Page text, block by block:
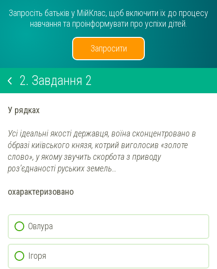
Запросіть батьків у МійКлас, щоб включити їх до процесу
навчання та проінформувати про успіхи дітей.
Запросити
2. Завдання 2
У рядках
Усі ідеальні якості державця, воїна сконцентровано в
óбразі київського князя, котрий виголосив «золоте
слово», у якому звучить скорбота з приводу
роз’єднаності руських земель…
охарактеризовано
Овлура
Ігоря